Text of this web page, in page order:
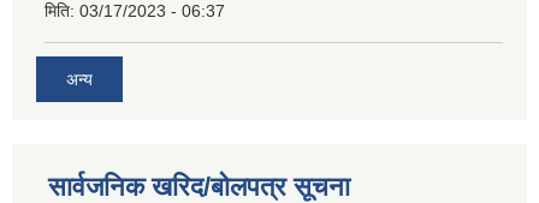
मिति: 03/17/2023 - 06:37
अन्य
सार्वजनिक खरिद/बोलपत्र सूचना